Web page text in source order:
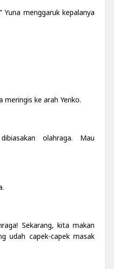
Yuna menggaruk kepalanya
meringis ke arah Yeriko.
olahraga. Mau
Sekarang, kita makan
udah capek-capek masak